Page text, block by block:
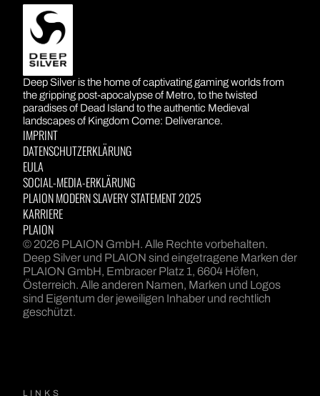
DEEP SILVER
Deep Silver is the home of captivating gaming worlds from
the gripping post-apocalypse of Metro, to the twisted
paradises of Dead Island to the authentic Medieval
landscapes of Kingdom Come: Deliverance.
IMPRINT
DATENSCHUTZERKLÄRUNG
EULA
SOCIAL-MEDIA-ERKLÄRUNG
PLAION MODERN SLAVERY STATEMENT 2025
KARRIERE
PLAION
© 2026 PLAION GmbH. Alle Rechte vorbehalten.
Deep Silver und PLAION sind eingetragene Marken der
PLAION GmbH, Embracer Platz 1, 6604 Höfen,
Österreich. Alle anderen Namen, Marken und Logos
sind Eigentum der jeweiligen Inhaber und rechtlich
geschützt.
LINKS